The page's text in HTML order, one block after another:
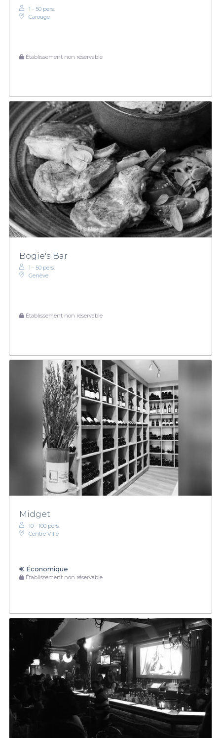
1 - 50 pers.
Carouge
Établissement non réservable
Bogie's Bar
1 - 50 pers.
Genève
Établissement non réservable
Midget
10 - 100 pers.
Centre Ville
€ Économique
Établissement non réservable